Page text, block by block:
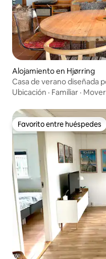
Alojamiento en Hjørring
Casa de verano diseñada
Nørlev
Ubicación · Familiar ·
Favorito entre huéspedes
Favorito entre huéspedes